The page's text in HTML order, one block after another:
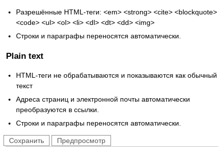
Разрешённые HTML-теги: <em> <strong> <cite> <blockquote>
<code> <ul> <ol> <li> <dl> <dt> <dd> <img>
Строки и параграфы переносятся автоматически.
Plain text
HTML-теги не обрабатываются и показываются как обычный
текст
Адреса страниц и электронной почты автоматически
преобразуются в ссылки.
Строки и параграфы переносятся автоматически.